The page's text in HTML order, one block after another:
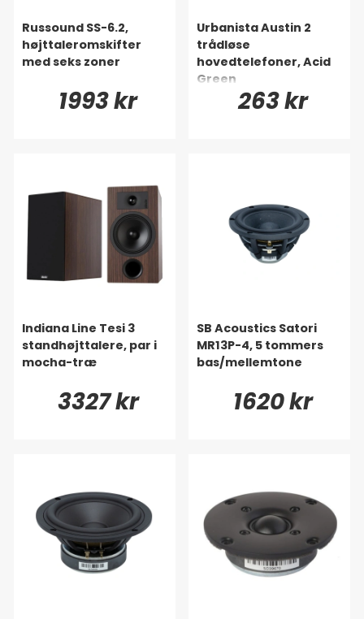
Russound SS-6.2,
højttaleromskifter
med seks zoner
1993 kr
Urbanista Austin 2
trådløse
hovedtelefoner, Acid
Green
263 kr
Indiana Line Tesi 3
standhøjttalere, par i
mocha-træ
3327 kr
SB Acoustics Satori
MR13P-4, 5 tommers
bas/mellemtone
1620 kr